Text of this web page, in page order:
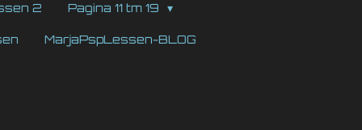
2 Pagina 11 tm 19
MarjaPspLessen-BLOG